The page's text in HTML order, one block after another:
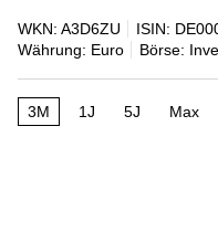
WKN: A3D6ZU ISIN:
Währung: Euro
Börse:
3M 1J 5J Max